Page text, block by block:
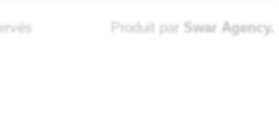
Produit par Swar Agency.